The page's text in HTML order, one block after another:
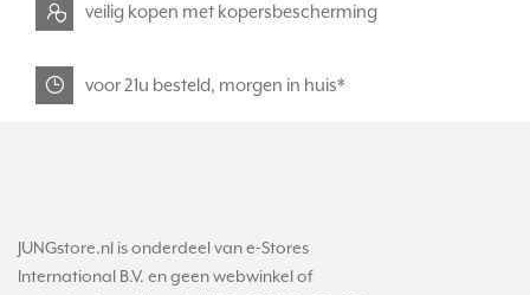
veilig kopen met kopersbescherming
voor 21u besteld, morgen in huis*
JUNGstore.nl is onderdeel van e-Stores
International B.V. en geen webwinkel of